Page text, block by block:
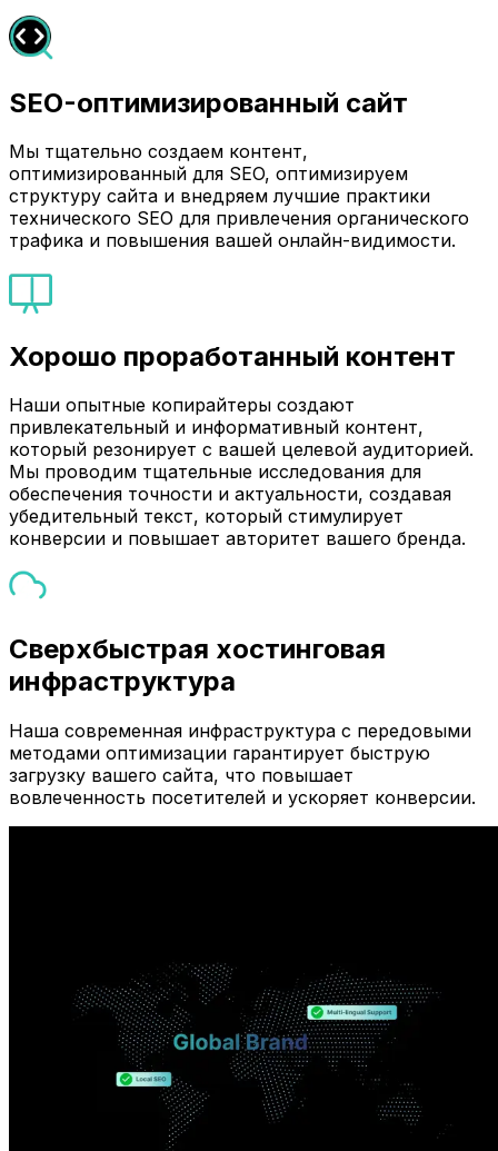
SEO-оптимизированный сайт
Мы тщательно создаем контент,
оптимизированный для SEO, оптимизируем
структуру сайта и внедряем лучшие практики
технического SEO для привлечения органического
трафика и повышения вашей онлайн-видимости.
Хорошо проработанный контент
Наши опытные копирайтеры создают
привлекательный и информативный контент,
который резонирует с вашей целевой аудиторией.
Мы проводим тщательные исследования для
обеспечения точности и актуальности, создавая
убедительный текст, который стимулирует
конверсии и повышает авторитет вашего бренда.
Сверхбыстрая хостинговая
инфраструктура
Наша современная инфраструктура с передовыми
методами оптимизации гарантирует быструю
загрузку вашего сайта, что повышает
вовлеченность посетителей и ускоряет конверсии.